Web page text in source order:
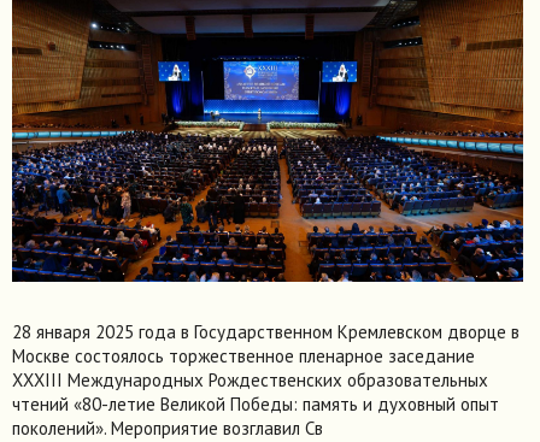
28 января 2025 года в Государственном Кремлевском дворце в
Москве состоялось торжественное пленарное заседание
XXXIII Международных Рождественских образовательных
чтений «80-летие Великой Победы: память и духовный опыт
поколений». Мероприятие возглавил Св